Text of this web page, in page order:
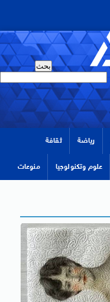
رياضة ثقافة
علوم وتكنولوجيا منوعات